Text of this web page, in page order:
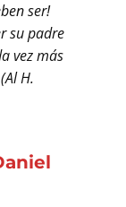
ser!
su padre
vez más
H.